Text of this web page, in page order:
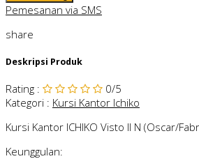
Pemesanan via SMS
share
Deskripsi Produk
Rating : 0/5
Kategori : Kursi Kantor Ichiko
Kursi Kantor ICHIKO Visto II N (Oscar/
Keunggulan: